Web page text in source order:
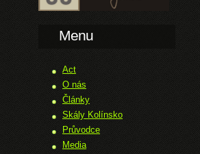
Menu
Act
O nás
Články
Skály Kolínsko
Průvodce
Media